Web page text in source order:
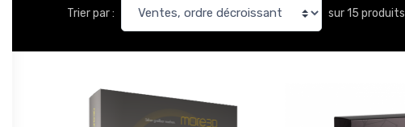
Trier par : sur 15 produits